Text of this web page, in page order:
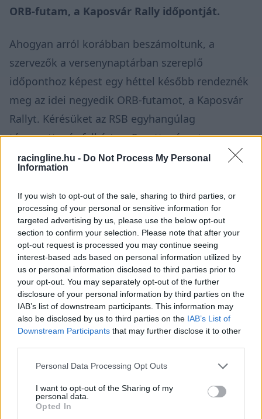
racingline.hu - Do Not Process My Personal
Information
If you wish to opt-out of the sale, sharing to third parties, or
processing of your personal or sensitive information for
targeted advertising by us, please use the below opt-out
section to confirm your selection. Please note that after your
opt-out request is processed you may continue seeing
interest-based ads based on personal information utilized by
us or personal information disclosed to third parties prior to
your opt-out. You may separately opt-out of the further
disclosure of your personal information by third parties on the
IAB’s list of downstream participants. This information may
also be disclosed by us to third parties on the IAB’s List of
Downstream Participants that may further disclose it to other
Please note that this website/app uses one or more Google
not limited to your visit or usage behaviour. You may click to
grant or deny consent to Google and its third-party tags to
use your data for below specified purposes in below Google
Personal Data Processing Opt Outs
I want to opt-out of the Sharing of my
personal data.
Opted In
ORB-futam, a Kaposvár Rally időpontját.
Ahogyan arról korábban beszámoltunk, a
szervezők a versenynaptárban szereplő
időponthoz képest egy héttel később rendeznék
meg az idei negyedik ORB-futamot, a Kaposvár
Rallyt. Kérésüket az RSB egyhangúlag
támogatta, és felkérte a Sporttanácsot a
versenynaptár módosítására.
alapjánjóváhagyta a módosítása kérelmet, így a
verseny új időpontja július 17–19. Kaposváron
legutóbb 1989-ben rendeztek versenyt az
élvonalnak, a Rally2-es és a Historic-mezőny
pedig 2006-ban ment itt legutóbb. A rendező
Wild Dogs Slalom Kft. így olyan helyszínt hoz
vissza a magyar ralisport vérkeringésébe, amely
két évtizedre kiesett onnan.